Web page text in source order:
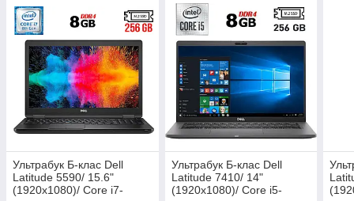
Ультрабук Б-клас Dell
Latitude 5590/ 15.6"
(1920x1080)/ Core i7-
Ультрабук Б-клас Dell
Latitude 7410/ 14"
(1920x1080)/ Core i5-